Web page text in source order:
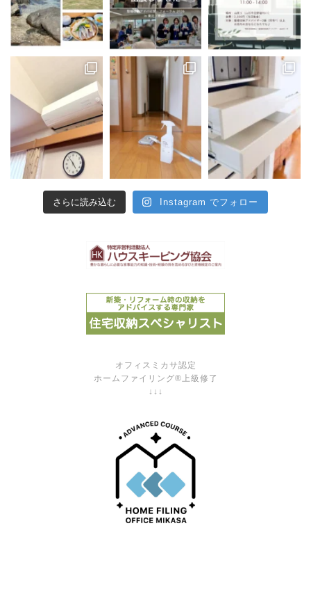
さらに読み込む Instagram でフォロー
オフィスミカサ認定
ホームファイリング®上級修了
↓↓↓